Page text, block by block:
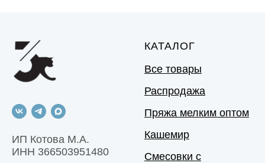
ИП Котова М.А.
ИНН 366503951480
КАТАЛОГ
Все товары
Распродажа
Пряжа мелким оптом
Кашемир
Смесовки с